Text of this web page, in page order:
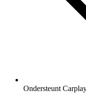
Ondersteunt